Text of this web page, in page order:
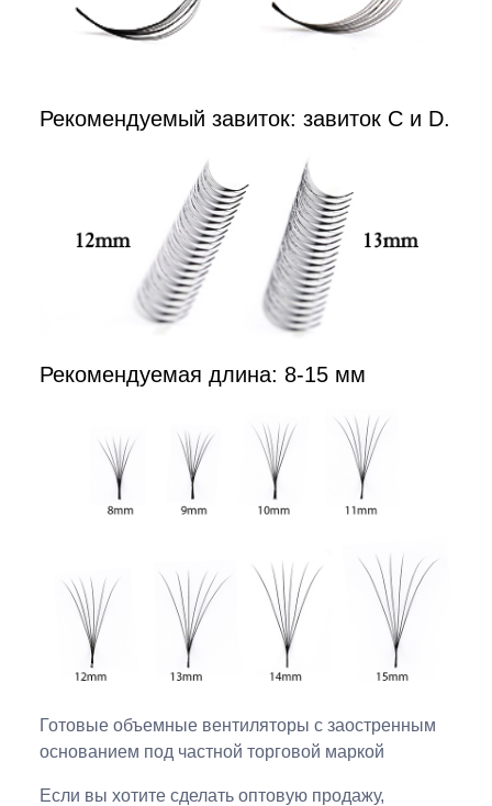
Рекомендуемый завиток: завиток C и D.
Рекомендуемая длина: 8-15 мм
Готовые объемные вентиляторы с заостренным
основанием под частной торговой маркой
Если вы хотите сделать оптовую продажу,